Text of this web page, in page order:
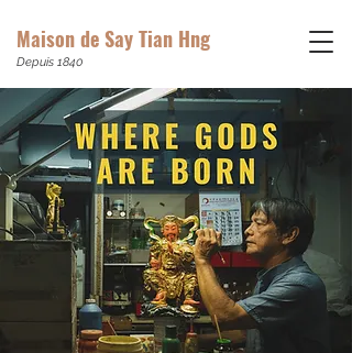
Maison de Say Tian Hng
Depuis 1840